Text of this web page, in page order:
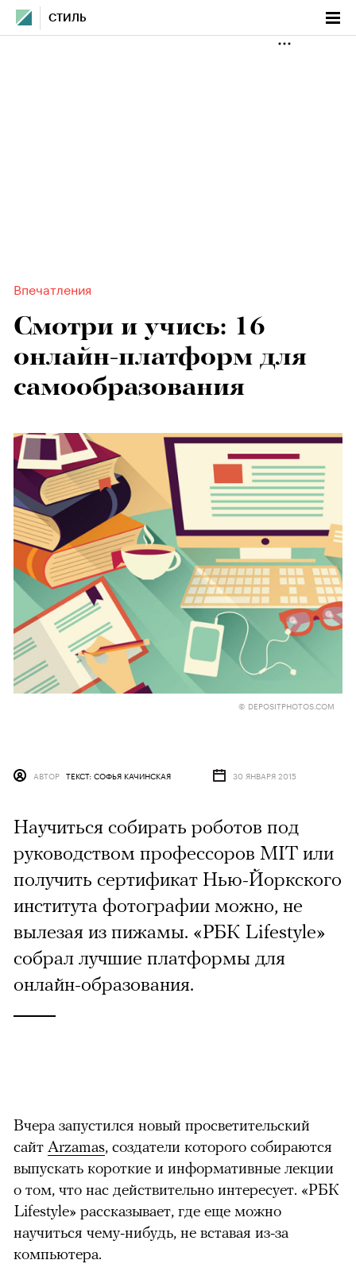
СТИЛЬ
Впечатления
Смотри и учись: 16
онлайн-платформ для
самообразования
© DEPOSITPHOTOS.COM
АВТОР ТЕКСТ: СОФЬЯ КАЧИНСКАЯ 30 ЯНВАРЯ 2015
Научиться собирать роботов под
руководством профессоров MIT или
получить сертификат Нью-Йоркского
института фотографии можно, не
вылезая из пижамы. «РБК Lifestyle»
собрал лучшие платформы для
онлайн-образования.
Вчера запустился новый просветительский
сайт Arzamas, создатели которого собираются
выпускать короткие и информативные лекции
о том, что нас действительно интересует. «РБК
Lifestyle» рассказывает, где еще можно
научиться чему-нибудь, не вставая из-за
компьютера.